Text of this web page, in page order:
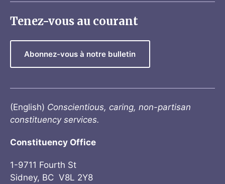
Tenez-vous au courant
Abonnez-vous à notre bulletin
(English) Conscientious, caring, non-partisan
constituency services.
Constituency Office
1-9711 Fourth St
Sidney, BC V8L 2Y8